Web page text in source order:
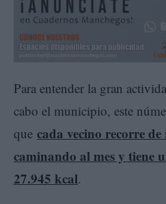
Para entender la gran
cabo el municipio, este
que cada vecino recorre
caminando al mes y tiene
27.945 kcal.